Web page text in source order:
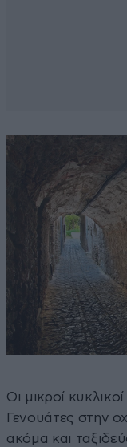
Οι μικροί
Γενουάτες στην
ακόμα και